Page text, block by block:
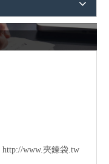
http://www.夾鍊袋.tw